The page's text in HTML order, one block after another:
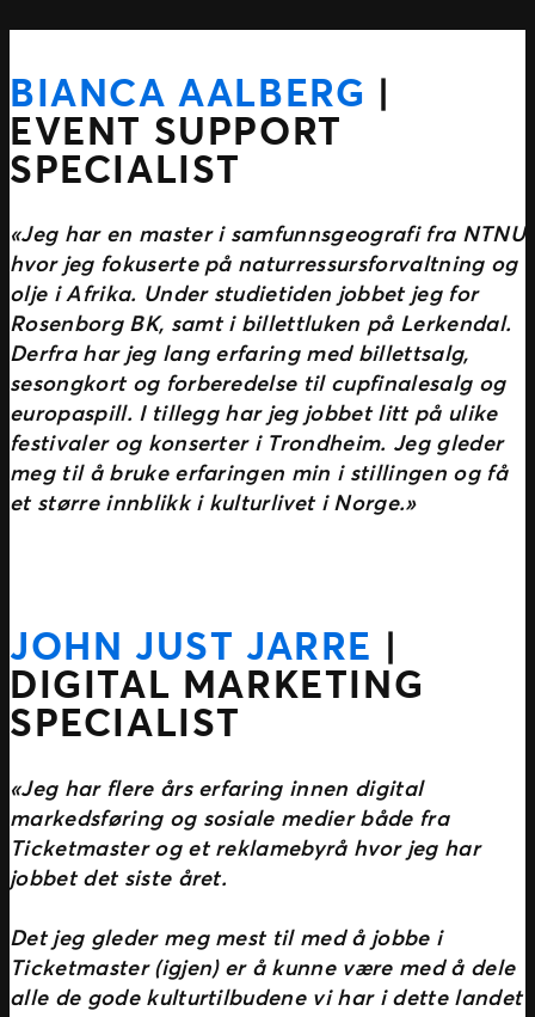
BIANCA AALBERG |
EVENT SUPPORT
SPECIALIST
«Jeg har en master i samfunnsgeografi fra NTNU
hvor jeg fokuserte på naturressursforvaltning og
olje i Afrika. Under studietiden jobbet jeg for
Rosenborg BK, samt i billettluken på Lerkendal.
Derfra har jeg lang erfaring med billettsalg,
sesongkort og forberedelse til cupfinalesalg og
europaspill. I tillegg har jeg jobbet litt på ulike
festivaler og konserter i Trondheim. Jeg gleder
meg til å bruke erfaringen min i stillingen og få
et større innblikk i kulturlivet i Norge.»
JOHN JUST JARRE |
DIGITAL MARKETING
SPECIALIST
«Jeg har flere års erfaring innen digital
markedsføring og sosiale medier både fra
Ticketmaster og et reklamebyrå hvor jeg har
jobbet det siste året.
Det jeg gleder meg mest til med å jobbe i
Ticketmaster (igjen) er å kunne være med å dele
alle de gode kulturtilbudene vi har i dette landet